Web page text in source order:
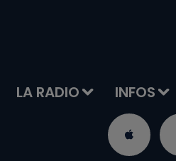
LA RADIO INFOS